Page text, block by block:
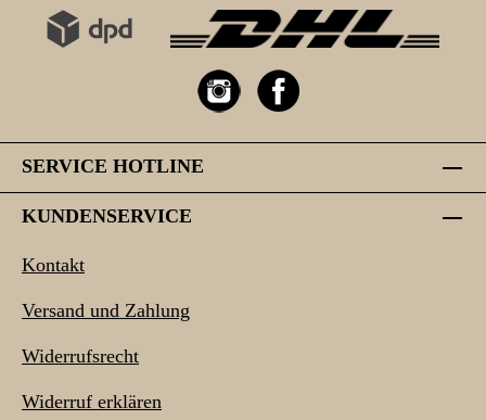
SERVICE HOTLINE
KUNDENSERVICE
Kontakt
Versand und Zahlung
Widerrufsrecht
Widerruf erklären